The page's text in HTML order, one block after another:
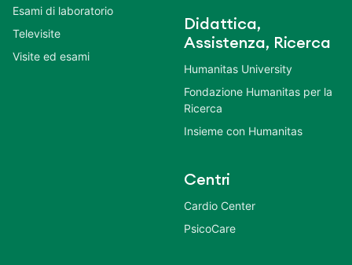
Esami di laboratorio
Televisite
Visite ed esami
Didattica,
Assistenza, Ricerca
Humanitas University
Fondazione Humanitas per la
Ricerca
Insieme con Humanitas
Centri
Cardio Center
PsicoCare